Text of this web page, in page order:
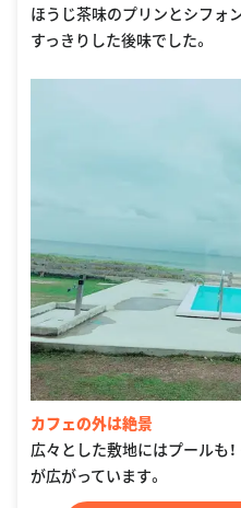
ほうじ茶味のプリンとシフォ
すっきりした後味でした。
カフェの外は絶景
広々とした敷地にはプールも
が広がっています。